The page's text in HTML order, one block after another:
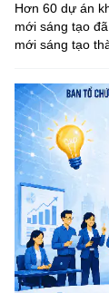
Hơn 60 dự án
mới sáng tạo
mới sáng tạo